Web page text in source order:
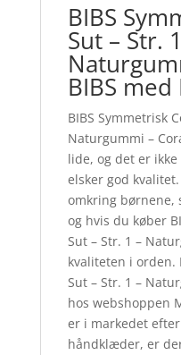
BIBS
Sut – Str.
BIBS
BIBS Symmetrisk
Naturgummi –
lide, og det er
elsker god
omkring børnene,
og hvis du køber
Sut – Str. 1 –
kvaliteten i orden.
Sut – Str. 1 –
hos webshoppen
er i markedet
håndklæder, er